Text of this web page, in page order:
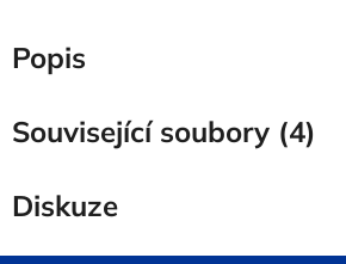
Popis
Související soubory (4)
Diskuze